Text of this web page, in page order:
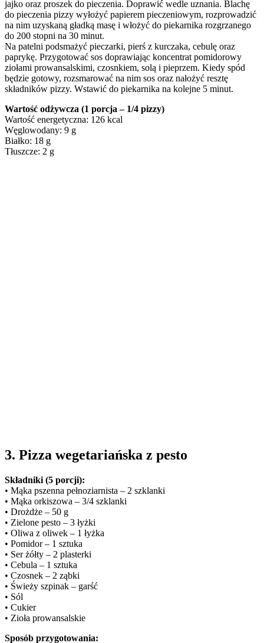
jajko oraz proszek do pieczenia. Doprawić wedle uznania. Blachę
do pieczenia pizzy wyłożyć papierem pieczeniowym, rozprowadzić
na nim uzyskaną gładką masę i włożyć do piekarnika rozgrzanego
do 200 stopni na 30 minut.
Na patelni podsmażyć pieczarki, pierś z kurczaka, cebulę oraz
paprykę. Przygotować sos doprawiając koncentrat pomidorowy
ziołami prowansalskimi, czosnkiem, solą i pieprzem. Kiedy spód
będzie gotowy, rozsmarować na nim sos oraz nałożyć resztę
składników pizzy. Wstawić do piekarnika na kolejne 5 minut.
Wartość odżywcza (1 porcja – 1/4 pizzy)
Wartość energetyczna: 126 kcal
Węglowodany: 9 g
Białko: 18 g
Tłuszcze: 2 g
3. Pizza wegetariańska z pesto
Składniki (5 porcji):
• Mąka pszenna pełnoziarnista – 2 szklanki
• Mąka orkiszowa – 3/4 szklanki
• Drożdże – 50 g
• Zielone pesto – 3 łyżki
• Oliwa z oliwek – 1 łyżka
• Pomidor – 1 sztuka
• Ser żółty – 2 plasterki
• Cebula – 1 sztuka
• Czosnek – 2 ząbki
• Świeży szpinak – garść
• Sól
• Cukier
• Zioła prowansalskie
Sposób przygotowania: